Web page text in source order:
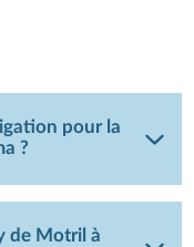
pour la
?
de Motril à